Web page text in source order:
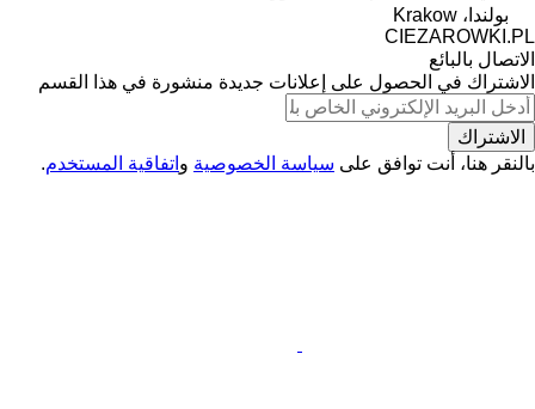
بولندا، Krakow
CIEZAROWKI.PL
الاتصال بالبائع
الاشتراك في الحصول على إعلانات جديدة منشورة في هذا القسم
الاشتراك
بالنقر هنا، أنت توافق على سياسة الخصوصية و اتفاقية المستخدم.